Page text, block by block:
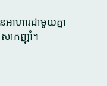
ាហារជាមួយគ្នា
សាកញ៉ាំ។